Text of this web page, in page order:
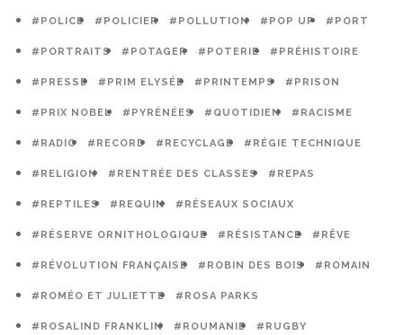
#POLICE #POLICIER #POLLUTION #POP UP #PORT
#PORTRAITS #POTAGER #POTERIE #PRÉHISTOIRE
#PRESSE #PRIM ELYSÉE #PRINTEMPS #PRISON
#PRIX NOBEL #PYRÉNÉES #QUOTIDIEN #RACISME
#RADIO #RECORD #RECYCLAGE #RÉGIE TECHNIQUE
#RELIGION #RENTRÉE DES CLASSES #REPAS
#REPTILES #REQUIN #RÉSEAUX SOCIAUX
#RÉSERVE ORNITHOLOGIQUE #RÉSISTANCE #RÊVE
#RÉVOLUTION FRANÇAISE #ROBIN DES BOIS #ROMAIN
#ROMÉO ET JULIETTE #ROSA PARKS
#ROSALIND FRANKLIN #ROUMANIE #RUGBY